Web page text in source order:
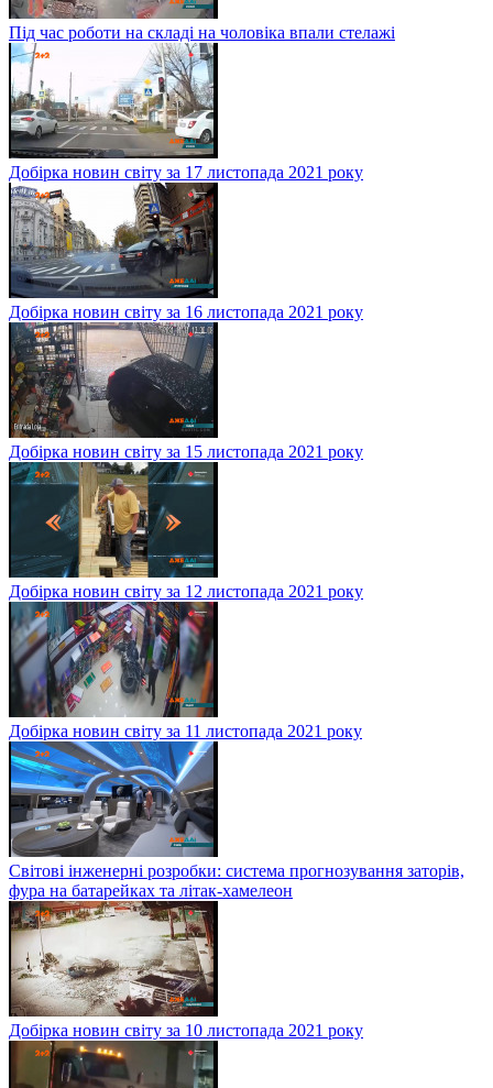
Під час роботи на складі на чоловіка впали стелажі
Добірка новин світу за 17 листопада 2021 року
Добірка новин світу за 16 листопада 2021 року
Добірка новин світу за 15 листопада 2021 року
Добірка новин світу за 12 листопада 2021 року
Добірка новин світу за 11 листопада 2021 року
Світові інженерні розробки: система прогнозування заторів,
фура на батарейках та літак-хамелеон
Добірка новин світу за 10 листопада 2021 року